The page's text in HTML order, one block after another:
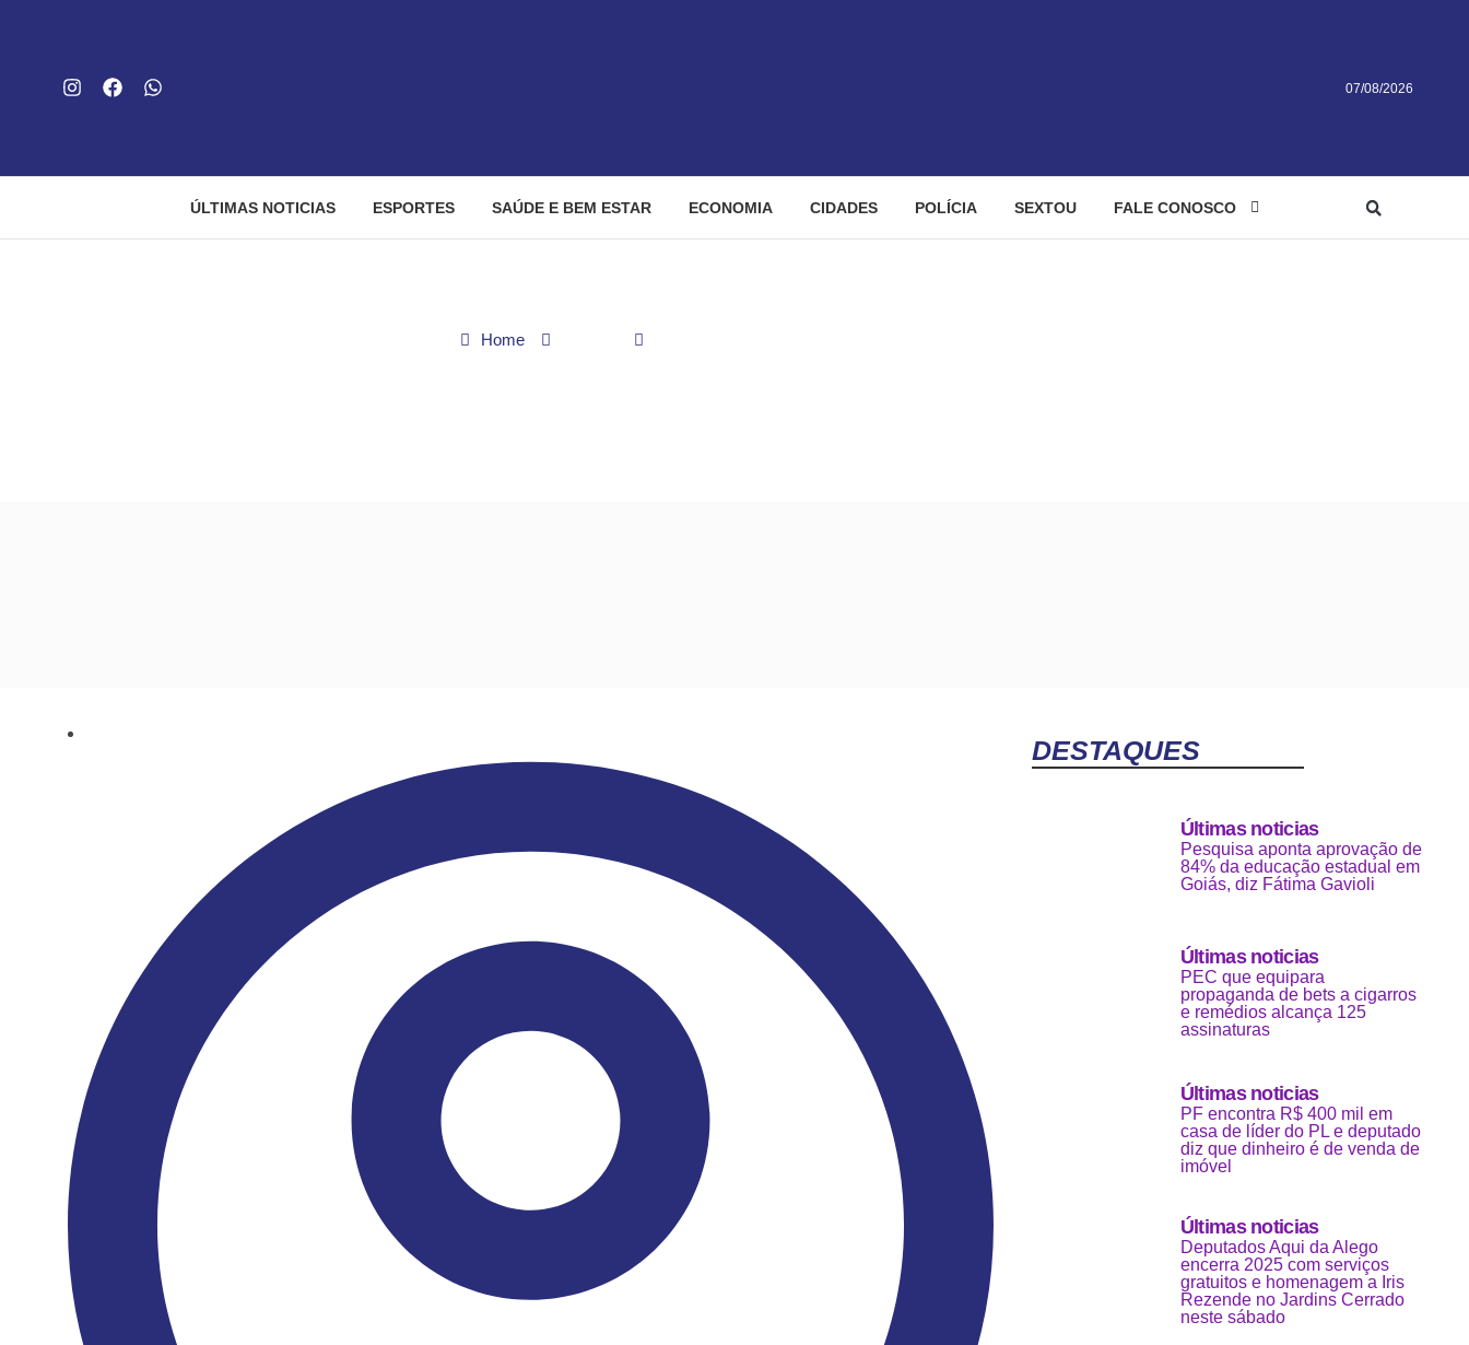
07/08/2026
ÚLTIMAS NOTICIAS ESPORTES SAÚDE E BEM ESTAR ECONOMIA CIDADES POLÍCIA SEXTOU FALE CONOSCO
Home
DESTAQUES
Últimas noticias
Pesquisa aponta aprovação de
84% da educação estadual em
Goiás, diz Fátima Gavioli
Últimas noticias
PEC que equipara
propaganda de bets a cigarros
e remédios alcança 125
assinaturas
Últimas noticias
PF encontra R$ 400 mil em
casa de líder do PL e deputado
diz que dinheiro é de venda de
imóvel
Últimas noticias
Deputados Aqui da Alego
encerra 2025 com serviços
gratuitos e homenagem a Iris
Rezende no Jardins Cerrado
neste sábado